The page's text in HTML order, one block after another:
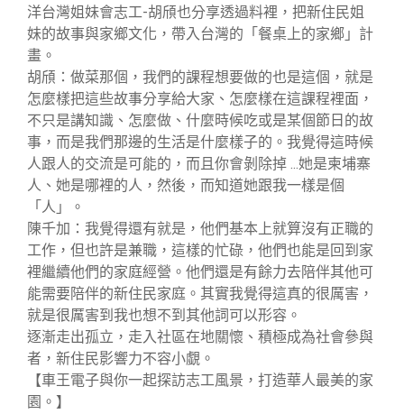
洋台灣姐妹會志工-胡頎也分享透過料裡，把新住民姐
妹的故事與家鄉文化，帶入台灣的「餐桌上的家鄉」計
畫。
胡頎：做菜那個，我們的課程想要做的也是這個，就是
怎麼樣把這些故事分享給大家、怎麼樣在這課程裡面，
不只是講知識、怎麼做、什麼時候吃或是某個節日的故
事，而是我們那邊的生活是什麼樣子的。我覺得這時候
人跟人的交流是可能的，而且你會剝除掉 ...她是柬埔寨
人、她是哪裡的人，然後，而知道她跟我一樣是個
「人」。
陳千加：我覺得還有就是，他們基本上就算沒有正職的
工作，但也許是兼職，這樣的忙碌，他們也能是回到家
裡繼續他們的家庭經營。他們還是有餘力去陪伴其他可
能需要陪伴的新住民家庭。其實我覺得這真的很厲害，
就是很厲害到我也想不到其他詞可以形容。
逐漸走出孤立，走入社區在地關懷、積極成為社會參與
者，新住民影響力不容小覷。
【車王電子與你一起探訪志工風景，打造華人最美的家
園。】